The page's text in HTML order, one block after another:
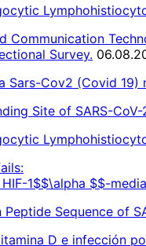
Communication
Survey.
Sars-Cov2 (Covid
Site of SARS-
1$$\alpha $$-
Peptide Sequence of
D e infección